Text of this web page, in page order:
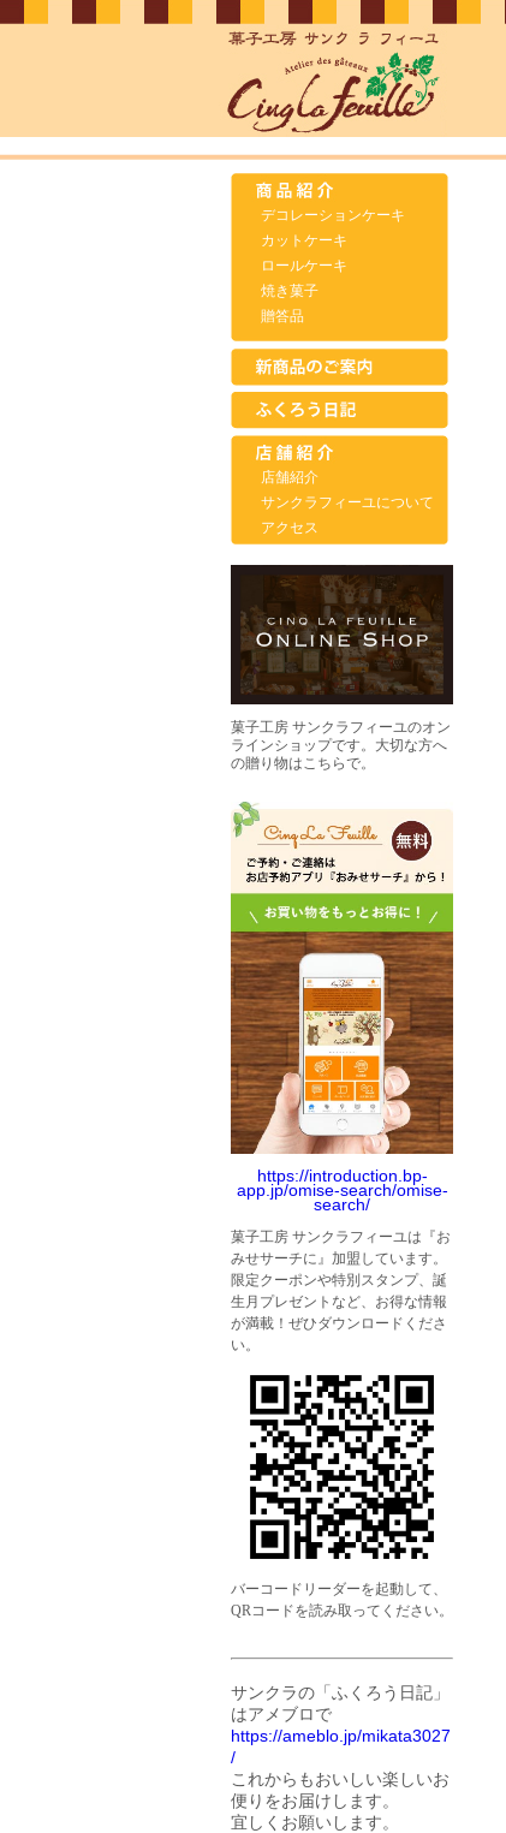
デコレーションケーキ
カットケーキ
ロールケーキ
焼き菓子
贈答品
店舗紹介
サンクラフィーユについて
アクセス
菓子工房 サンクラフィーユのオン
ラインショップです。大切な方へ
の贈り物はこちらで。
https://introduction.bp-
app.jp/omise-search/omise-
search/
菓子工房 サンクラフィーユは『お
みせサーチに』加盟しています。
限定クーポンや特別スタンプ、誕
生月プレゼントなど、お得な情報
が満載！ぜひダウンロードくださ
い。
バーコードリーダーを起動して、
QRコードを読み取ってください。
サンクラの「ふくろう日記」
はアメブロで
https://ameblo.jp/mikata3027
/
これからもおいしい楽しいお
便りをお届けします。
宜しくお願いします。